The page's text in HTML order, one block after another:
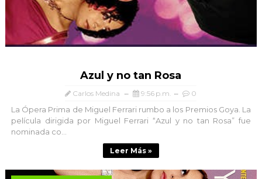
Azul y no tan Rosa
Carlos Medina 9:56 p.m. 0
La Ópera Prima de Miguel Ferrari rumbo a los Premios Goya. La
película dirigida por Miguel Ferrari “Azul y no tan Rosa” fue
nominada co...
Leer Más »